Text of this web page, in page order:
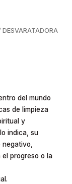
DESVARATADORA
del mundo
de limpieza
y
indica, su
el progreso o la